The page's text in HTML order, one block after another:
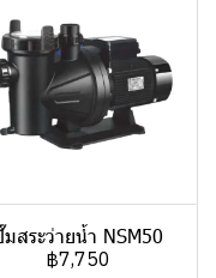
สระว่ายน้ำ NSM50
฿7,750